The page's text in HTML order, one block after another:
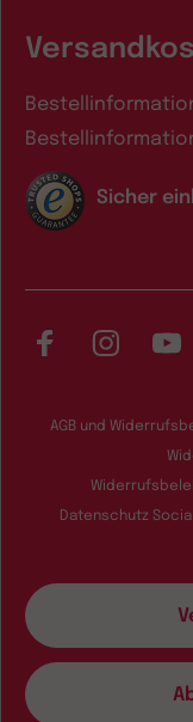
Sicher
FacebookInstagram
AGB und
Datenschutz